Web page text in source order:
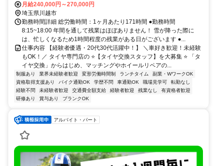
月給240,000円～270,000円
埼玉県川越市
勤務時間詳細 総労働時間：1ヶ月あたり171時間 ●勤務時間
8:15~18:00 年間を通して残業はほぼありません！ 雪が降った際に
は、忙しくなるため1時間程度の残業がある日がございます ●...
仕事内容 【経験者優遇・20代30代活躍中！】 ＼車好き歓迎！未経験
もOK！／ タイヤ専門店の ⭐【タイヤ交換スタッフ】を大募集 ⭐ 「タ
イヤ交換」からはじめ、マッチングやホイールリペアの...
制服あり 業界未経験者歓迎 変形労働時間制 ランチタイム
副業・WワークOK
資格取得支援あり
バイク通勤OK 学歴不問 車通勤OK 職場見学可
転勤なし
経験不問
未経験者歓迎 交通費全額支給 経験者歓迎 残業なし
有資格者歓迎
研修あり
賞与あり ブランクOK
アルバイト・パート